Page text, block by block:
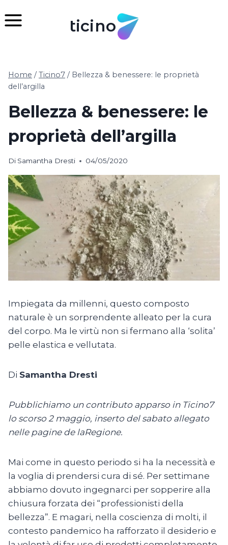
al
ticino
Home / Ticino7 / Bellezza & benessere: le proprietà
dell’argilla
Bellezza & benessere: le
proprietà dell’argilla
Di Samantha Dresti 04/05/2020
Impiegata da millenni, questo composto
naturale è un sorprendente alleato per la cura
del corpo. Ma le virtù non si fermano alla ‘solita’
pelle elastica e vellutata.
Di Samantha Dresti
Pubblichiamo un contributo apparso in Ticino7
lo scorso 2 maggio, inserto del sabato allegato
nelle pagine de laRegione.
Mai come in questo periodo si ha la necessità e
la voglia di prendersi cura di sé. Per settimane
abbiamo dovuto ingegnarci per sopperire alla
chiusura forzata dei “professionisti della
bellezza”. E magari, nella coscienza di molti, il
contesto pandemico ha rafforzato il desiderio e